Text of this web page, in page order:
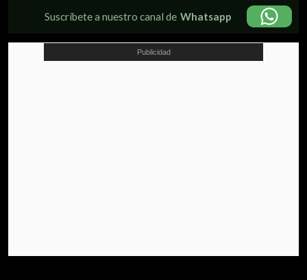
Suscríbete a nuestro canal de Whatsapp